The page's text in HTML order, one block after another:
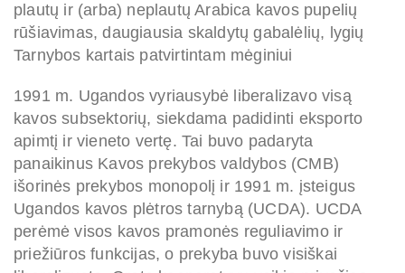
plautų ir (arba) neplautų Arabica kavos pupelių
rūšiavimas, daugiausia skaldytų gabalėlių, lygių
Tarnybos kartais patvirtintam mėginiui
1991 m. Ugandos vyriausybė liberalizavo visą
kavos subsektorių, siekdama padidinti eksporto
apimtį ir vieneto vertę. Tai buvo padaryta
panaikinus Kavos prekybos valdybos (CMB)
išorinės prekybos monopolį ir 1991 m. įsteigus
Ugandos kavos plėtros tarnybą (UCDA). UCDA
perėmė visos kavos pramonės reguliavimo ir
priežiūros funkcijas, o prekyba buvo visiškai